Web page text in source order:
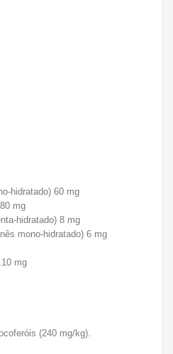
hidratado) 60 mg
mg
hidratado) 8 mg
mono-hidratado) 6 mg
mg
(240 mg/kg).